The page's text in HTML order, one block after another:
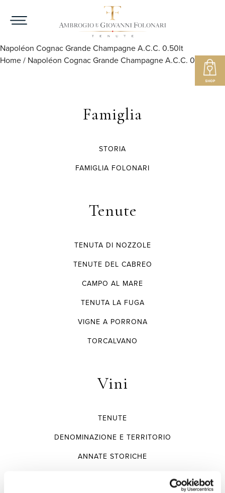
Napoléon Cognac Grande Champagne A.C.C. 0.50lt
Home/ Napoléon Cognac Grande Champagne A.C.C. 0.50lt
Famiglia
STORIA
FAMIGLIA FOLONARI
Tenute
TENUTA DI NOZZOLE
TENUTE DEL CABREO
CAMPO AL MARE
TENUTA LA FUGA
VIGNE A PORRONA
TORCALVANO
Vini
TENUTE
DENOMINAZIONE E TERRITORIO
ANNATE STORICHE